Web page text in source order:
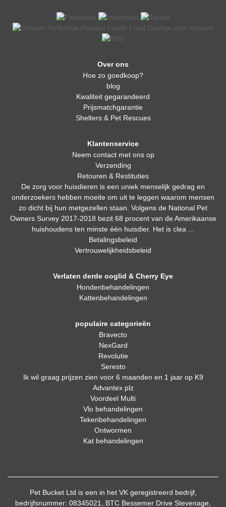
Over ons
Hoe zo goedkoop?
blog
Kwaliteit gegarandeerd
Prijsmatchgarantie
Shelters & Pet Rescues
Klantenservice
Neem contact met ons op
Verzending
Retouren & Restituties
De zorg voor huisdieren is een uniek menselijk gedrag en
onderzoekers hebben moeite om uit te leggen waarom mensen
zo dicht bij hun metgezellen staan. Volgens de National Pet
Owners Survey 2017-2018 bezit 68 procent van de Amerikaanse
huishoudens ten minste één huisdier. Het is clea ...
Betalingsbeleid
Vertrouwelijkheidsbeleid
Verlaten derde ooglid & Cherry Eye
Hondenbehandelingen
Kattenbehandelingen
populaire categorieën
Bravecto
NexGard
Revolutie
Seresto
Ik wil graag prijzen zien voor 6 maanden en 1 jaar op K9
Advantex plz
Voordeel Multi
Vlo behandelingen
Tekenbehandelingen
Ontwormen
Kat behandelingen
Pet Bucket Ltd is een in het VK geregistreerd bedrijf,
bedrijfsnummer: 08345021, BTC Bessemer Drive Stevenage,